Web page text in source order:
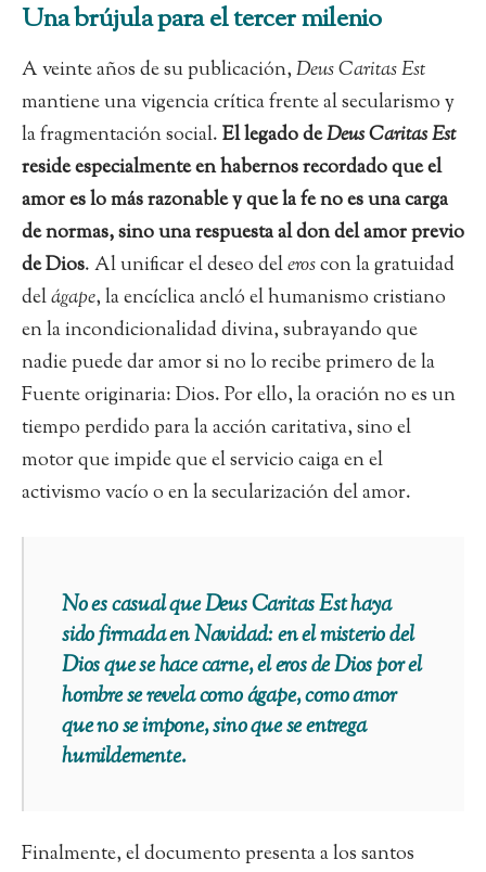
Una brújula para el tercer milenio
A veinte años de su publicación,Deus Caritas Est
mantiene una vigencia crítica frente al secularismo y
la fragmentación social.El legado deDeus Caritas Est
reside especialmente en habernos recordado que el
amor es lo más razonable y que la fe no es una carga
de normas, sino una respuesta al don del amor previo
de Dios. Al unificar el deseo deleroscon la gratuidad
delágape, la encíclica ancló el humanismo cristiano
en la incondicionalidad divina, subrayando que
nadie puede dar amor si no lo recibe primero de la
Fuente originaria: Dios. Por ello, la oración no es un
tiempo perdido para la acción caritativa, sino el
motor que impide que el servicio caiga en el
activismo vacío o en la secularización del amor.
No es casual que Deus Caritas Est haya
sido firmada en Navidad: en el misterio del
Dios que se hace carne, el eros de Dios por el
hombre se revela como ágape, como amor
que no se impone, sino que se entrega
humildemente.
Finalmente, el documento presenta a los santos